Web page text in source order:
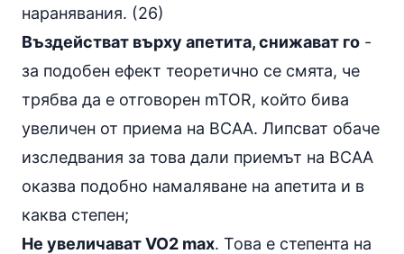
наранявания. (26)
Въздействат върху апетита, снижават го -
за подобен ефект теоретично се смята, че
трябва да е отговорен mTOR, който бива
увеличен от приема на BCAA. Липсват обаче
изследвания за това дали приемът на BCAA
оказва подобно намаляване на апетита и в
каква степен;
Не увеличават VO2 max. Това е степента на